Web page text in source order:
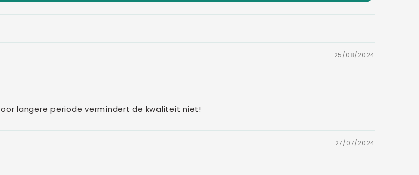
25/08/2024
langere periode vermindert de kwaliteit niet!
27/07/2024